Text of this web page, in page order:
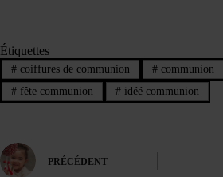
Étiquettes
#coiffures de communion #communion
#fête communion #idéé communion
PRÉCÉDENT